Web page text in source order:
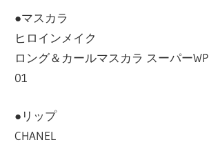
●マスカラ
ヒロインメイク
ロング＆カールマスカラ スーパーWP
01
●リップ
CHANEL